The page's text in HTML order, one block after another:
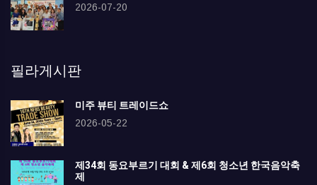
2026-07-20
필라게시판
미주 뷰티 트레이드쇼
2026-05-22
제34회 동요부르기 대회 & 제6회 청소년 한국음악축
제